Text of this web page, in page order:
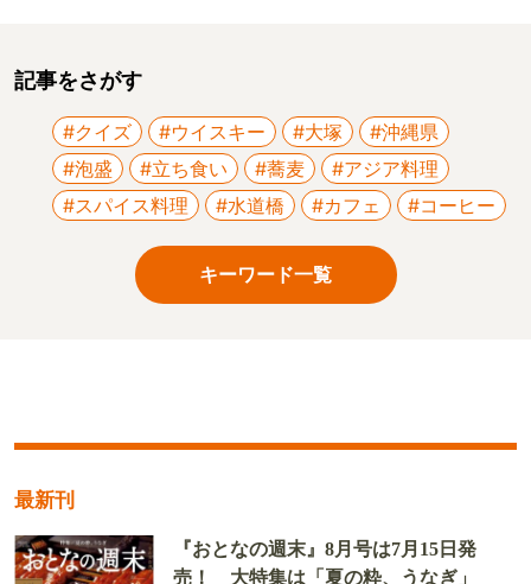
記事をさがす
#クイズ #ウイスキー #大塚
#沖縄県
#泡盛
#立ち食い #蕎麦
#アジア料理
#スパイス料理
#水道橋 #カフェ #コーヒー
キーワード一覧
最新刊
『おとなの週末』8月号は7月15日発
売！ 大特集は「夏の粋、うなぎ」